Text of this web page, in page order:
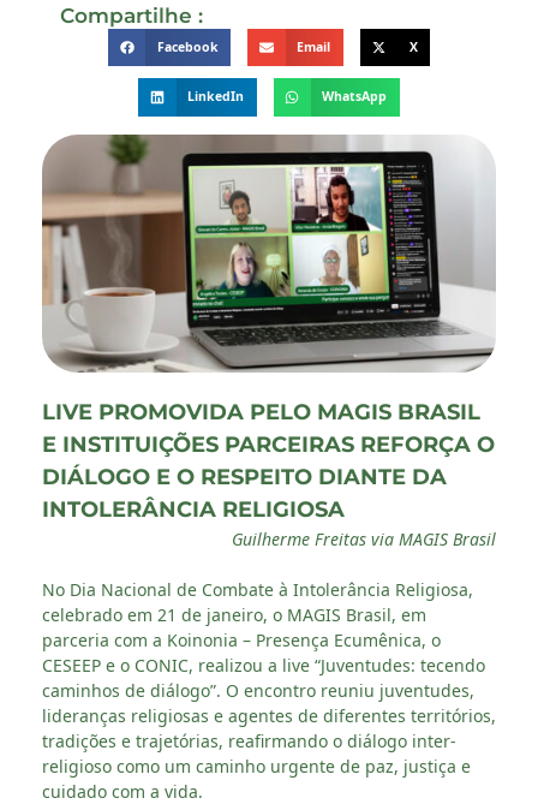
Compartilhe :
Facebook Email X
LinkedIn WhatsApp
LIVE PROMOVIDA PELO MAGIS BRASIL
E INSTITUIÇÕES PARCEIRAS REFORÇA O
DIÁLOGO E O RESPEITO DIANTE DA
INTOLERÂNCIA RELIGIOSA
Guilherme Freitas via MAGIS Brasil
No Dia Nacional de Combate à Intolerância Religiosa,
celebrado em 21 de janeiro, o MAGIS Brasil, em
parceria com a Koinonia – Presença Ecumênica, o
CESEEP e o CONIC, realizou a live “Juventudes: tecendo
caminhos de diálogo”. O encontro reuniu juventudes,
lideranças religiosas e agentes de diferentes territórios,
tradições e trajetórias, reafirmando o diálogo inter-
religioso como um caminho urgente de paz, justiça e
cuidado com a vida.